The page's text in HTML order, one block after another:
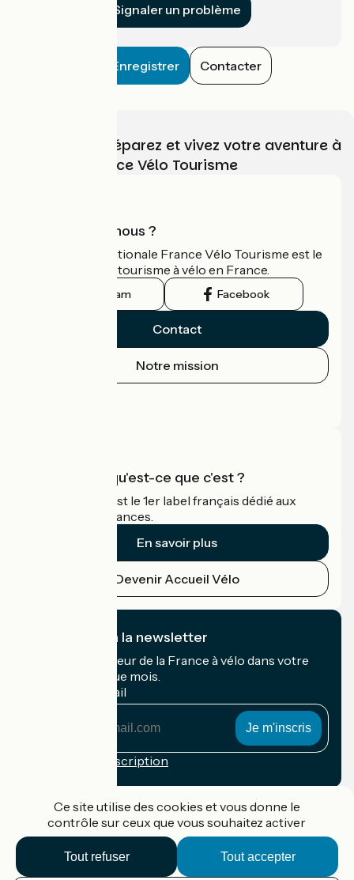
Signaler un problème
Enregistrer Contacter
Choisissez, préparez et vivez votre aventure à
vélo avec France Vélo Tourisme
Qui sommes-nous ?
L'association nationale France Vélo Tourisme est le
guide officiel du tourisme à vélo en France.
Instagram Facebook
Contact
Notre mission
Accueil Vélo qu'est-ce que c'est ?
Accueil Vélo c'est le 1er label français dédié aux
cyclistes en vacances.
En savoir plus
Devenir Accueil Vélo
Je m'abonne à la newsletter
Recevez le meilleur de la France à vélo dans votre
boîte mail chaque mois.
Mon adresse mail
Conditions d'inscription
Accueil Vélo Pro
Ce site utilise des cookies et vous donne le
contrôle sur ceux que vous souhaitez activer
Tout accepter
Tout refuser